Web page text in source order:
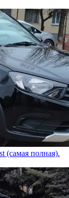
(самая полная).